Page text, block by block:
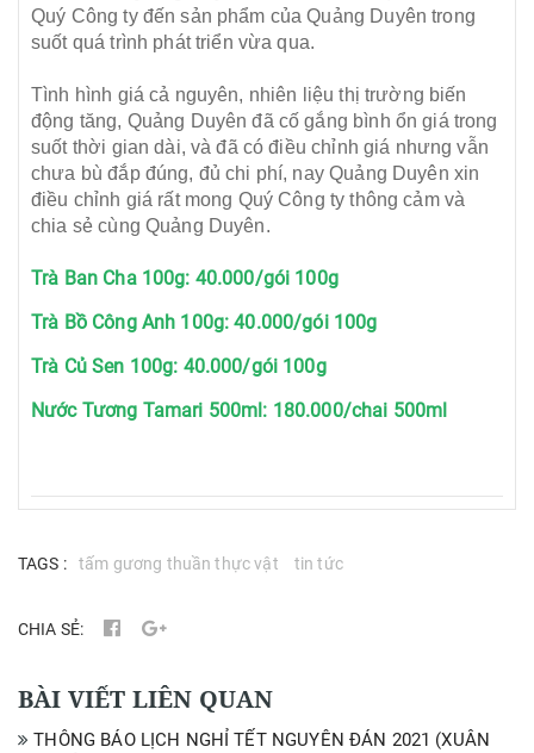
Quý Công ty đến sản phẩm của Quảng Duyên trong
suốt quá trình phát triển vừa qua.
Tình hình giá cả nguyên, nhiên liệu thị trường biến
động tăng, Quảng Duyên đã cố gắng bình ổn giá trong
suốt thời gian dài, và đã có điều chỉnh giá nhưng vẫn
chưa bù đắp đúng, đủ chi phí, nay Quảng Duyên xin
điều chỉnh giá rất mong Quý Công ty thông cảm và
chia sẻ cùng Quảng Duyên.
Trà Ban Cha 100g: 40.000/gói 100g
Trà Bồ Công Anh 100g: 40.000/gói 100g
Trà Củ Sen 100g: 40.000/gói 100g
Nước Tương Tamari 500ml: 180.000/chai 500ml
TAGS : tấm gương thuần thực vật tin tức
CHIA SẺ:
BÀI VIẾT LIÊN QUAN
THÔNG BÁO LỊCH NGHỈ TẾT NGUYÊN ĐÁN 2021 (XUÂN